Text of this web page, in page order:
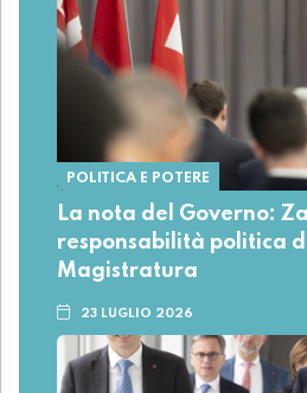
POLITICA E POTERE
La nota del Governo:
responsabilità politica
Magistratura
23 LUGLIO 2026